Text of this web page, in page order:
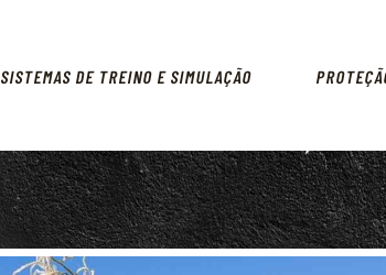
SISTEMAS DE TREINO E SIMULAÇÃO
SISTEMAS DE TREINO E
PROTEÇÃO BALÍSTICA
PRODUTOS